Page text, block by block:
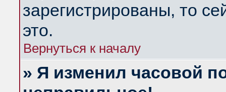
зарегистрированы, то
это.
Вернуться к началу
» Я изменил часовой